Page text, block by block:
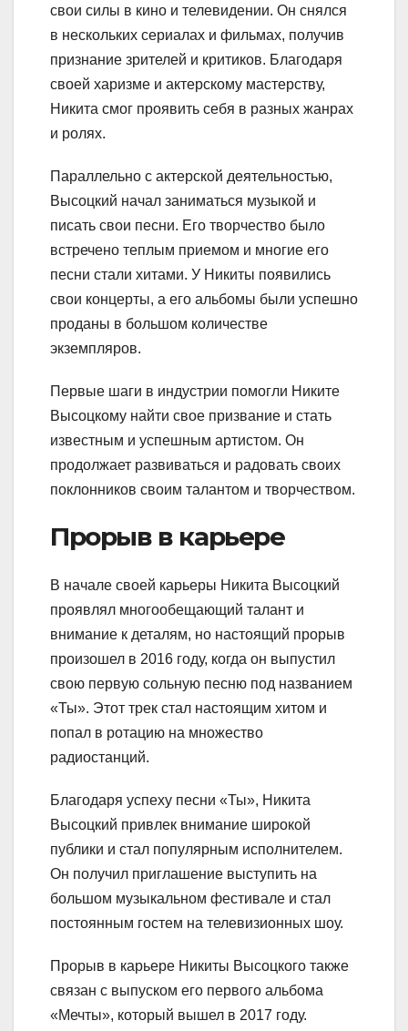
свои силы в кино и телевидении. Он снялся
в нескольких сериалах и фильмах, получив
признание зрителей и критиков. Благодаря
своей харизме и актерскому мастерству,
Никита смог проявить себя в разных жанрах
и ролях.
Параллельно с актерской деятельностью,
Высоцкий начал заниматься музыкой и
писать свои песни. Его творчество было
встречено теплым приемом и многие его
песни стали хитами. У Никиты появились
свои концерты, а его альбомы были успешно
проданы в большом количестве
экземпляров.
Первые шаги в индустрии помогли Никите
Высоцкому найти свое призвание и стать
известным и успешным артистом. Он
продолжает развиваться и радовать своих
поклонников своим талантом и творчеством.
Прорыв в карьере
В начале своей карьеры Никита Высоцкий
проявлял многообещающий талант и
внимание к деталям, но настоящий прорыв
произошел в 2016 году, когда он выпустил
свою первую сольную песню под названием
«Ты». Этот трек стал настоящим хитом и
попал в ротацию на множество
радиостанций.
Благодаря успеху песни «Ты», Никита
Высоцкий привлек внимание широкой
публики и стал популярным исполнителем.
Он получил приглашение выступить на
большом музыкальном фестивале и стал
постоянным гостем на телевизионных шоу.
Прорыв в карьере Никиты Высоцкого также
связан с выпуском его первого альбома
«Мечты», который вышел в 2017 году.